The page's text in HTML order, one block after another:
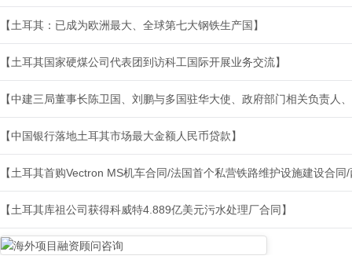
【土耳其：已成为欧洲最大、全球第七大钢铁生产国】
【土耳其国家硬煤公司代表团到访科工国际开展业务交流】
【中建三局董事长陈卫国、刘鹏与多国驻华大使、政府部门相关负责人
【中国银行落地土耳其市场最大金额人民币贷款】
【土耳其首购Vectron MS机车合同/法国首个私营铁路维护设施建设合
【土耳其库祖公司获得科威特4.889亿美元污水处理厂合同】